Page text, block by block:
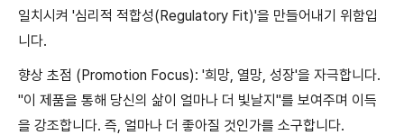
일치시켜 '심리적 적합성(Regulatory Fit)'을 만들어내기 위함입
니다.
향상 초점 (Promotion Focus): '희망, 열망, 성장'을 자극합니다.
"이 제품을 통해 당신의 삶이 얼마나 더 빛날지"를 보여주며 이득
을 강조합니다. 즉, 얼마나 더 좋아질 것인가를 소구합니다.